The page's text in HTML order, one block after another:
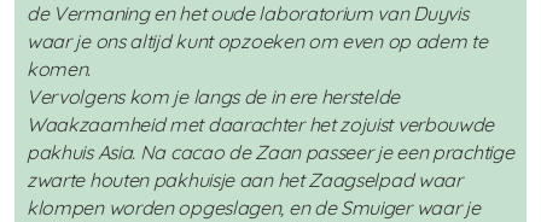
de Vermaning en het oude laboratorium van Duyvis
waar je ons altijd kunt opzoeken om even op adem te
komen.
Vervolgens kom je langs de in ere herstelde
Waakzaamheid met daarachter het zojuist verbouwde
pakhuis Asia. Na cacao de Zaan passeer je een prachtige
zwarte houten pakhuisje aan het Zaagselpad waar
klompen worden opgeslagen, en de Smuiger waar je